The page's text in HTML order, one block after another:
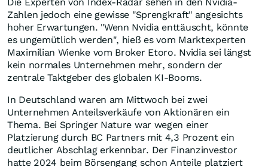
Zahlen jedoch eine gewisse "Sprengkraft" angesichts
hoher Erwartungen. "Wenn Nvidia enttäuscht, könnte
es ungemütlich werden", hieß es vom Marktexperten
Maximilian Wienke vom Broker Etoro. Nvidia sei längst
kein normales Unternehmen mehr, sondern der
zentrale Taktgeber des globalen KI-Booms.
In Deutschland waren am Mittwoch bei zwei
Unternehmen Anteilsverkäufe von Aktionären ein
Thema. Bei Springer Nature war wegen einer
Platzierung durch BC Partners mit 4,3 Prozent ein
deutlicher Abschlag erkennbar. Der Finanzinvestor
hatte 2024 beim Börsengang schon Anteile platziert